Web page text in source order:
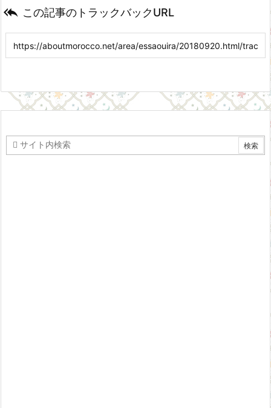
 この記事のトラックバックURL